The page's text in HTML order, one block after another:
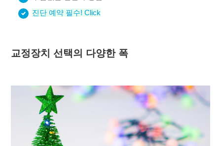
진단 예약 필수! Click
교정장치 선택의 다양한 폭